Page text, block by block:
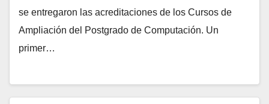
se entregaron las acreditaciones de los Cursos de
Ampliación del Postgrado de Computación. Un
primer…